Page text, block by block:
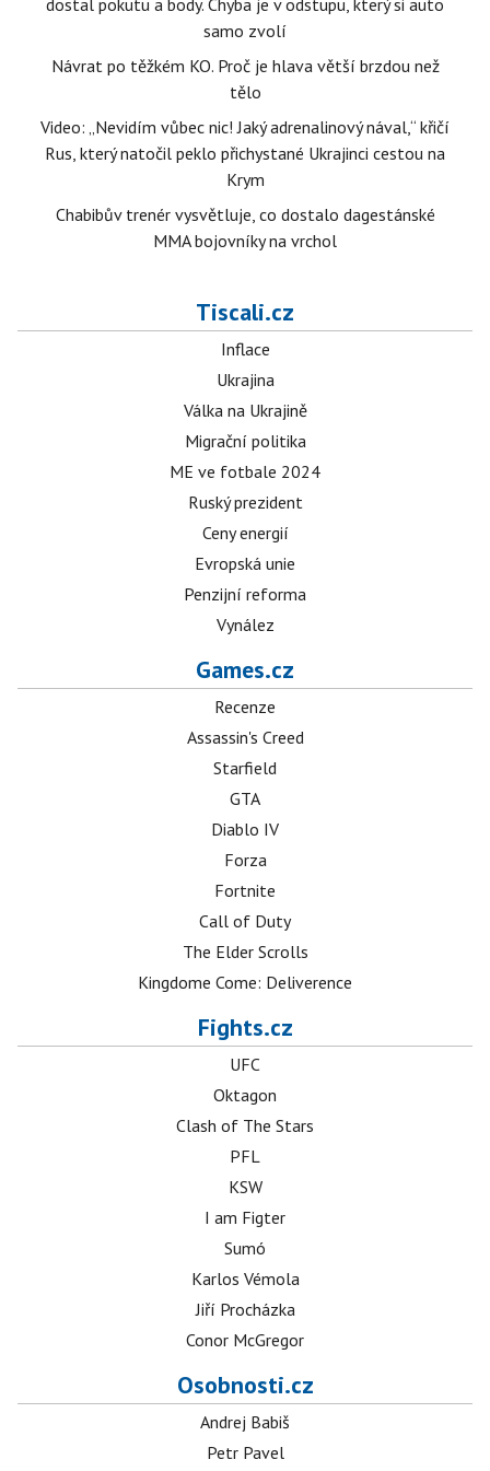
dostal pokutu a body. Chyba je v odstupu, který si auto
samo zvolí
Návrat po těžkém KO. Proč je hlava větší brzdou než
tělo
Video: „Nevidím vůbec nic! Jaký adrenalinový nával,“ křičí
Rus, který natočil peklo přichystané Ukrajinci cestou na
Krym
Chabibův trenér vysvětluje, co dostalo dagestánské
MMA bojovníky na vrchol
Tiscali.cz
Inflace
Ukrajina
Válka na Ukrajině
Migrační politika
ME ve fotbale 2024
Ruský prezident
Ceny energií
Evropská unie
Penzijní reforma
Vynález
Games.cz
Recenze
Assassin's Creed
Starfield
GTA
Diablo IV
Forza
Fortnite
Call of Duty
The Elder Scrolls
Kingdome Come: Deliverence
Fights.cz
UFC
Oktagon
Clash of The Stars
PFL
KSW
I am Figter
Sumó
Karlos Vémola
Jiří Procházka
Conor McGregor
Osobnosti.cz
Andrej Babiš
Petr Pavel